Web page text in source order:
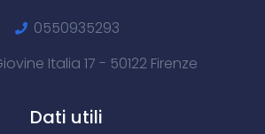
0550935293
Italia 17 - 50122 Firenze
Dati utili